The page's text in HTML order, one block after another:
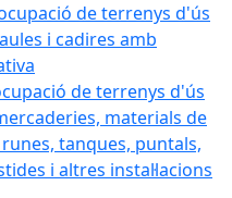
de terrenys d'ús
i cadires amb
de terrenys d'ús
materials de
tanques, puntals,
i altres instal·lacions